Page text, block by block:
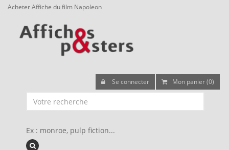
Acheter Affiche du film Napoleon
Se connecter Mon panier (0)
Ex : monroe, pulp fiction...